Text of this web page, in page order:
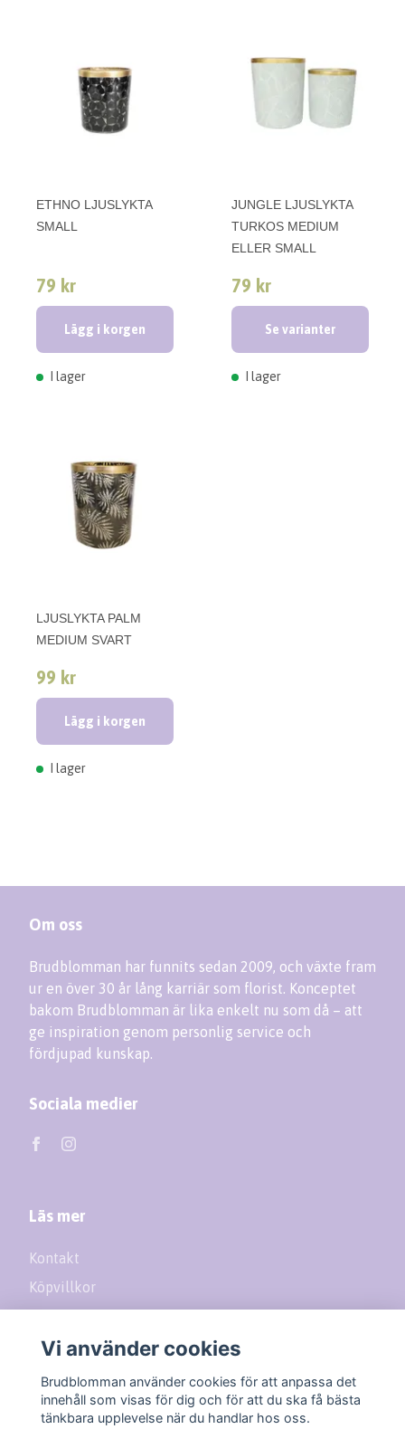
ETHNO LJUSLYKTA
SMALL
79 kr
Lägg i korgen
I lager
JUNGLE LJUSLYKTA
TURKOS MEDIUM
ELLER SMALL
79 kr
Se varianter
I lager
LJUSLYKTA PALM
MEDIUM SVART
99 kr
Lägg i korgen
I lager
Om oss
Brudblomman har funnits sedan 2009, och växte fram
ur en över 30 år lång karriär som florist. Konceptet
bakom Brudblomman är lika enkelt nu som då – att
ge inspiration genom personlig service och
fördjupad kunskap.
Sociala medier
Läs mer
Kontakt
Köpvillkor
Prenumerera på vårt nyhetsbrev
Vi använder cookies
Brudblomman använder cookies för att anpassa det
innehåll som visas för dig och för att du ska få bästa
tänkbara upplevelse när du handlar hos oss.